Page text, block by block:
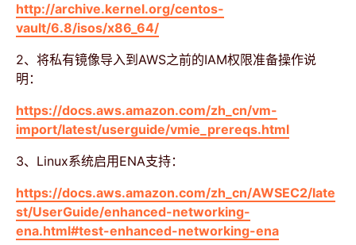
http://archive.kernel.org/centos-
vault/6.8/isos/x86_64/
2、将私有镜像导入到AWS之前的IAM权限准备操作说
明：
https://docs.aws.amazon.com/zh_cn/vm-
import/latest/userguide/vmie_prereqs.html
3、Linux系统启用ENA支持：
https://docs.aws.amazon.com/zh_cn/AWSEC2/late
st/UserGuide/enhanced-networking-
ena.html#test-enhanced-networking-ena